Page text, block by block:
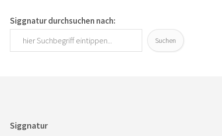
Siggnatur durchsuchen nach:
Suchen
Siggnatur